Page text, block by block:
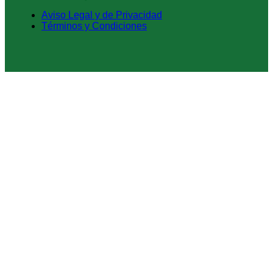
Aviso Legal y de Privacidad
Términos y Condiciones